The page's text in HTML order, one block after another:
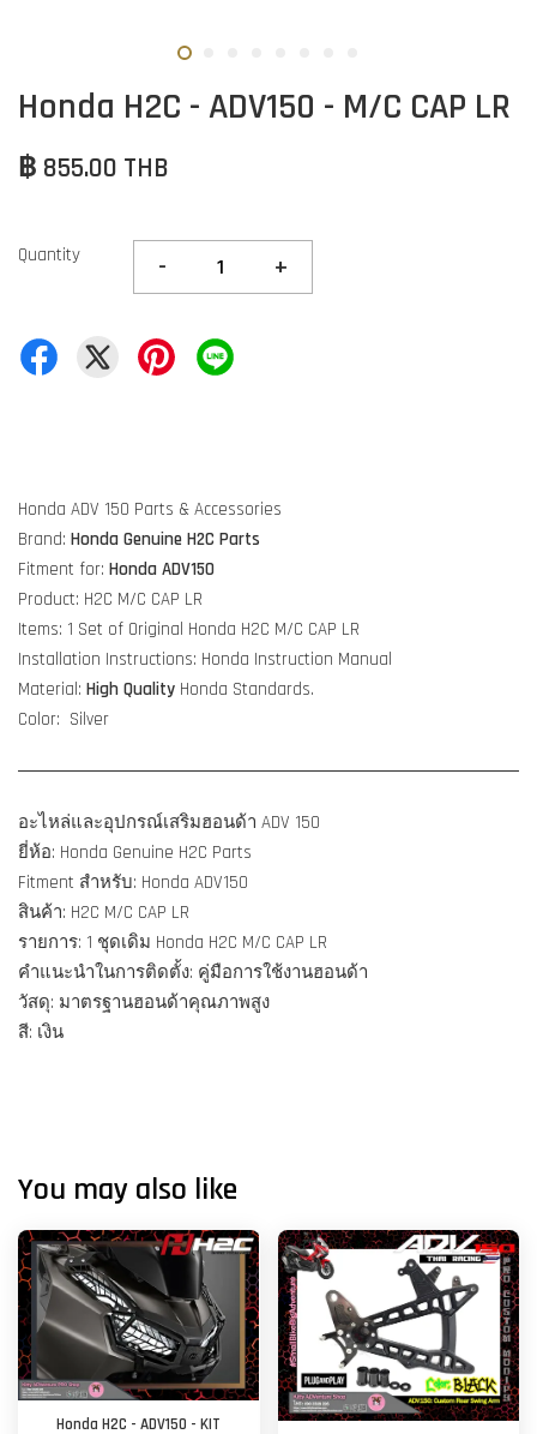
Honda H2C - ADV150 - M/C CAP LR
฿ 855.00 THB
Quantity - +
Honda ADV 150 Parts & Accessories
Brand: Honda Genuine H2C Parts
Fitment for: Honda ADV150
Product: H2C M/C CAP LR
Items: 1 Set of Original Honda H2C M/C CAP LR
Installation Instructions: Honda Instruction Manual
Material: High Quality Honda Standards.
Color: Silver
อะไหล่และอุปกรณ์เสริมฮอนด้า ADV 150
ยี่ห้อ: Honda Genuine H2C Parts
Fitment สำหรับ: Honda ADV150
สินค้า: H2C M/C CAP LR
รายการ: 1 ชุดเดิม Honda H2C M/C CAP LR
คำแนะนำในการติดตั้ง: คู่มือการใช้งานฮอนด้า
วัสดุ: มาตรฐานฮอนด้าคุณภาพสูง
สี: เงิน
You may also like
Honda H2C - ADV150 - KIT